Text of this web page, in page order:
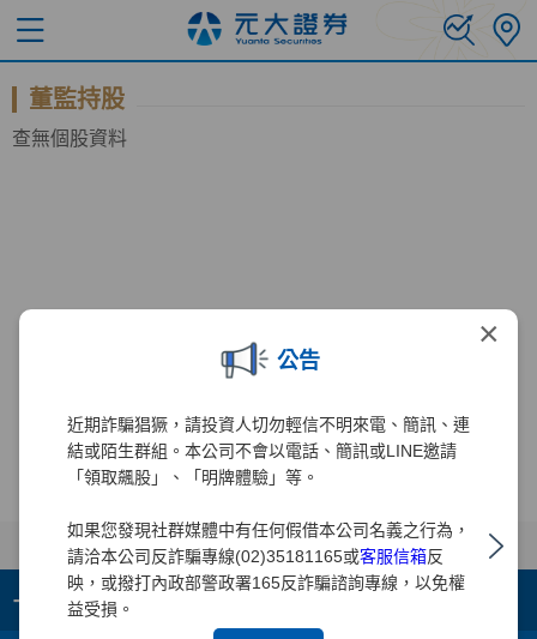
×
公告
近期詐騙猖獗，請投資人切勿輕信不明來電、簡訊、連
結或陌生群組。本公司不會以電話、簡訊或LINE邀請
「領取飆股」、「明牌體驗」等。
如果您發現社群媒體中有任何假借本公司名義之行為，
請洽本公司反詐騙專線(02)35181165或客服信箱反
映，或撥打內政部警政署165反詐騙諮詢專線，以免權
益受損。
董監持股
查無個股資料
+ 集團成員